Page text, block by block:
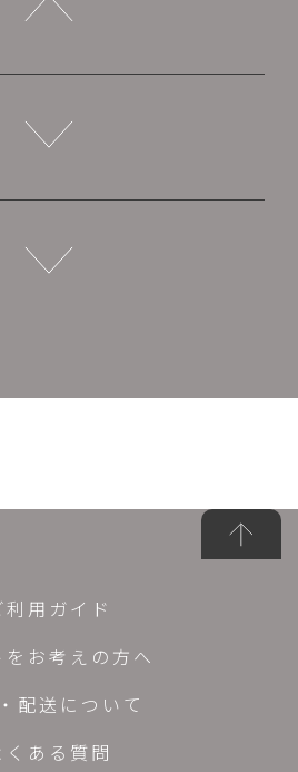
利用ガイド
をお考えの方へ
配送について
くある質問